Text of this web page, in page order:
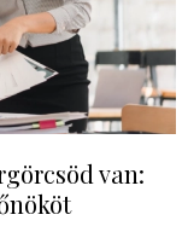
van: